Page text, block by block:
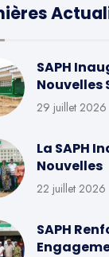
SAPH
Nouvelles
29 juillet 2026
La SAPH
Nouvelles
22 juillet 2026
SAPH